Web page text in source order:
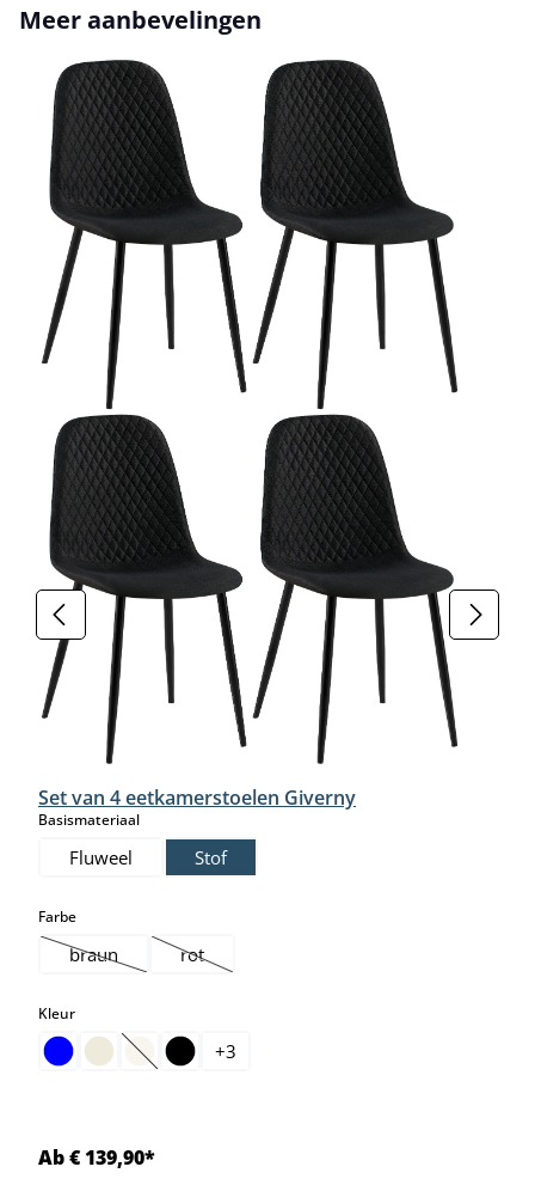
Productgalerij overslaan
Meer aanbevelingen
Set van 4 eetkamerstoelen Giverny
Basismateriaalselect
Fluweel Stof
Farbeselect
braun
(Deze optie is momenteel niet beschikbaar.)
rot
(Deze optie is momenteel niet beschikbaar.)
Kleurselect
(Deze optie is momenteel niet beschikbaar.)
+3
Ab € 139,90*